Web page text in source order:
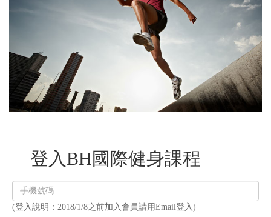
登入BH國際健身課程
入
帳
(登入說明：2018/1/8之前加入會員請用Email登入)